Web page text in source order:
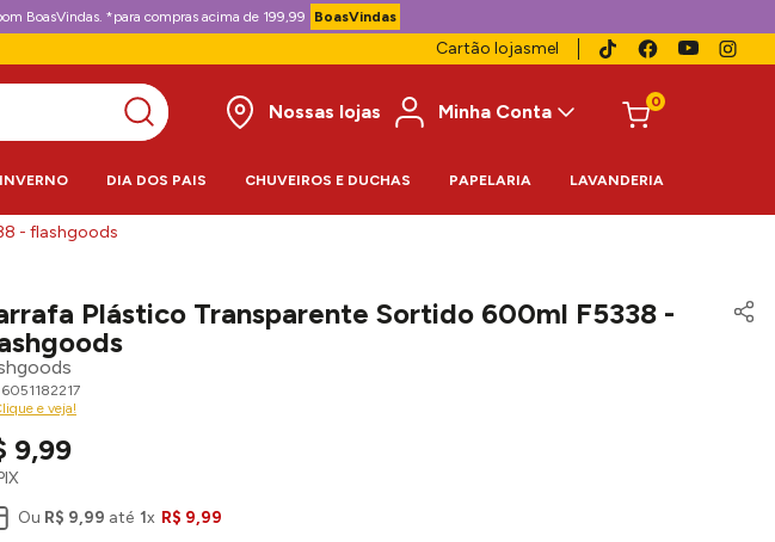
BoasVindas. *para compras acima de 199,99 BoasVindas
Cartão lojasmel
Nossas lojas
Minha Conta 0
INVERNO DIA DOS PAIS CHUVEIROS E DUCHAS PAPELARIA LAVANDERIA
- flashgoods
Plástico Transparente Sortido 600ml F5338 -
6051182217
e veja!
9,99
Ou R$ 9,99 até 1x R$ 9,99